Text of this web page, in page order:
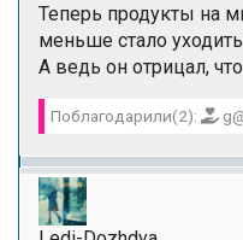
Теперь продукты на
меньше стало
А ведь он отрицал,
Поблагодарили(2):